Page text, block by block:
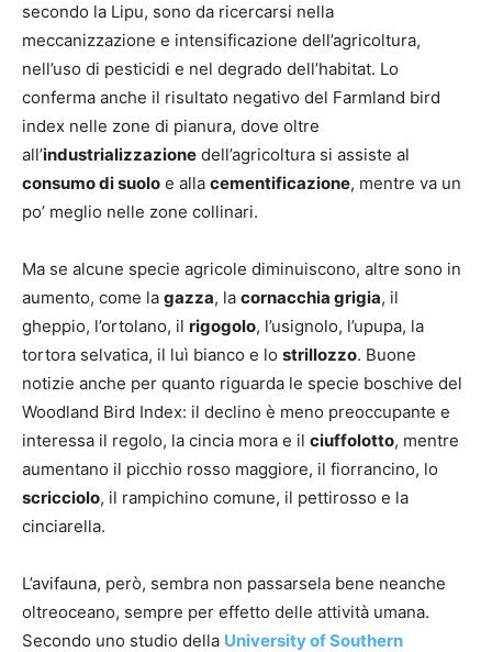
secondo la Lipu, sono da ricercarsi nella
meccanizzazione e intensificazione dell’agricoltura,
nell’uso di pesticidi e nel degrado dell’habitat. Lo
conferma anche il risultato negativo del Farmland bird
index nelle zone di pianura, dove oltre
all’industrializzazione dell’agricoltura si assiste al
consumo di suolo e alla cementificazione, mentre va un
po’ meglio nelle zone collinari.
Ma se alcune specie agricole diminuiscono, altre sono in
aumento, come la gazza, la cornacchia grigia, il
gheppio, l’ortolano, il rigogolo, l’usignolo, l’upupa, la
tortora selvatica, il luì bianco e lo strillozzo. Buone
notizie anche per quanto riguarda le specie boschive del
Woodland Bird Index: il declino è meno preoccupante e
interessa il regolo, la cincia mora e il ciuffolotto, mentre
aumentano il picchio rosso maggiore, il fiorrancino, lo
scricciolo, il rampichino comune, il pettirosso e la
cinciarella.
L’avifauna, però, sembra non passarsela bene neanche
oltreoceano, sempre per effetto delle attività umana.
Secondo uno studio della University of Southern